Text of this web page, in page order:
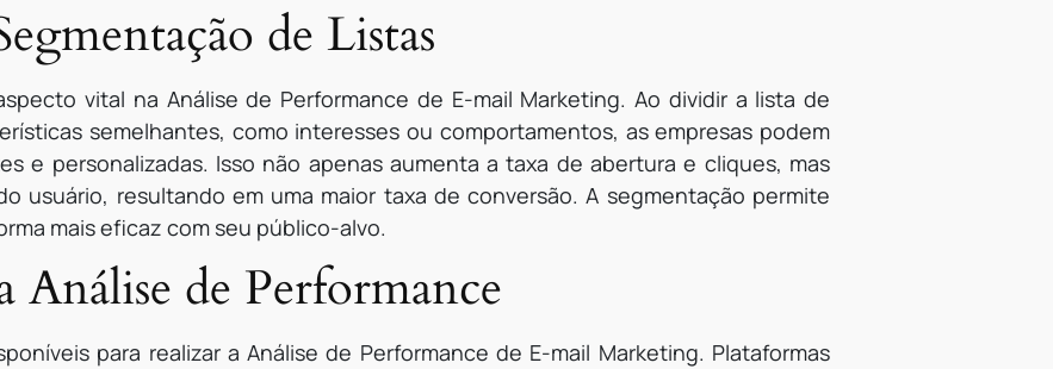
de Listas
vital na Análise de Performance de E-mail Marketing. Ao dividir a lista de
semelhantes, como interesses ou comportamentos, as empresas podem
e personalizadas. Isso não apenas aumenta a taxa de abertura e cliques, mas
usuário, resultando em uma maior taxa de conversão. A segmentação permite
mais eficaz com seu público-alvo.
Análise de Performance
para realizar a Análise de Performance de E-mail Marketing. Plataformas